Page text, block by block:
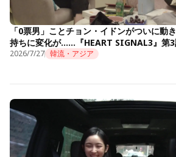
「0票男」ことチョン・イドンがついに動
持ちに変化が……『HEART SIGNAL3』第
2026/7/27 韓流・アジア